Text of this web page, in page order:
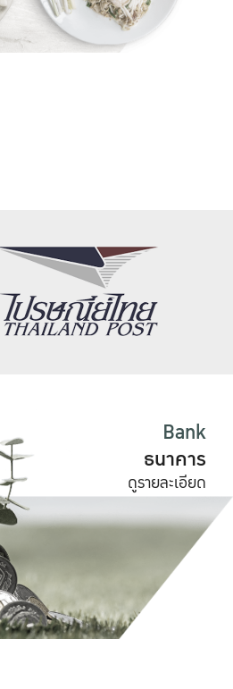
Bank
ธนาคาร
ดูรายละเอียด